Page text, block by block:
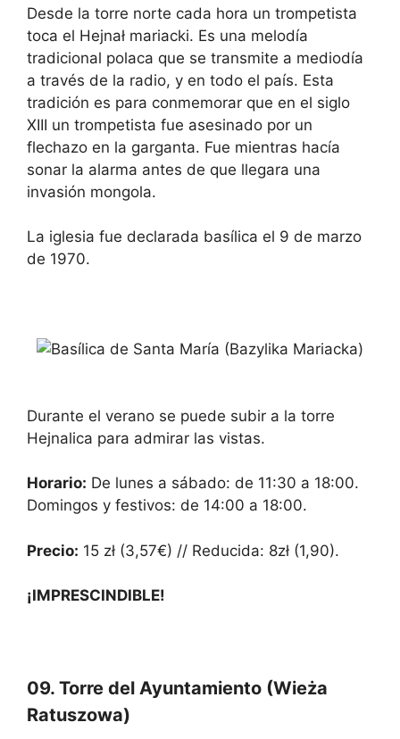
Desde la torre norte cada hora un trompetista
toca el Hejnał mariacki. Es una melodía
tradicional polaca que se transmite a mediodía
a través de la radio, y en todo el país. Esta
tradición es para conmemorar que en el siglo
XIII un trompetista fue asesinado por un
flechazo en la garganta. Fue mientras hacía
sonar la alarma antes de que llegara una
invasión mongola.
La iglesia fue declarada basílica el 9 de marzo
de 1970.
Durante el verano se puede subir a la torre
Hejnalica para admirar las vistas.
Horario: De lunes a sábado: de 11:30 a 18:00.
Domingos y festivos: de 14:00 a 18:00.
Precio: 15 zł (3,57€) // Reducida: 8zł (1,90).
¡IMPRESCINDIBLE!
09. Torre del Ayuntamiento (Wieża
Ratuszowa)